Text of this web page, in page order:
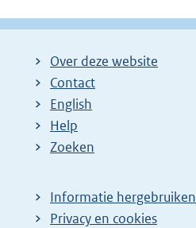
Over deze website
Contact
English
Help
Zoeken
Informatie hergebruiken
Privacy en cookies